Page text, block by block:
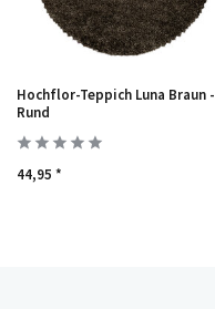
Hochflor-Teppich Luna Braun -
Rund
44,95 *